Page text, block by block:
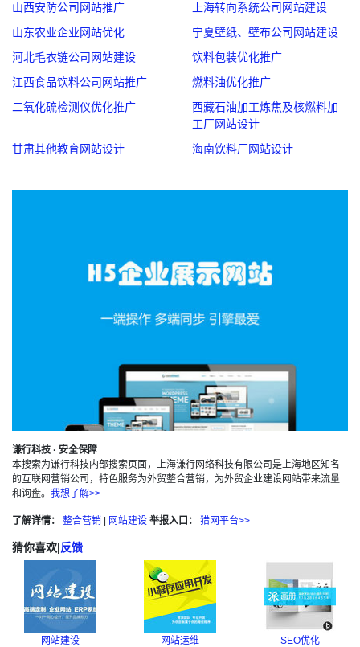
山西安防公司网站推广
上海转向系统公司网站建设
山东农业企业网站优化
宁夏壁纸、壁布公司网站建设
河北毛衣链公司网站建设
饮料包装优化推广
江西食品饮料公司网站推广
燃料油优化推广
二氧化硫检测仪优化推广
西藏石油加工炼焦及核燃料加
工厂网站设计
甘肃其他教育网站设计
海南饮料厂网站设计
谦行科技 · 安全保障
本搜索为谦行科技内部搜索页面，上海谦行网络科技有限公司是上海地区知名
的互联网营销公司，特色服务为外贸整合营销，为外贸企业建设网站带来流量
和询盘。 我想了解>>
了解详情： 整合营销 网站建设 举报入口： 猎网平台>>
猜你喜欢|反馈
网站建设 网站运维 SEO优化